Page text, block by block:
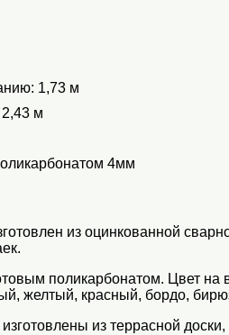
1,73 м
м
4мм
из оцинкованной
поликарбонатом. Цвет
желтый, красный, бордо,
из террасной